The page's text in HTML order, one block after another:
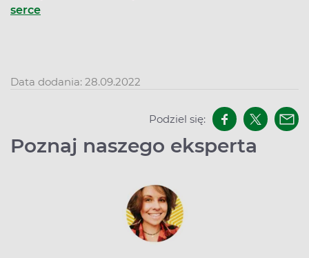
serce
Data dodania: 28.09.2022
Podziel się:
Poznaj naszego eksperta